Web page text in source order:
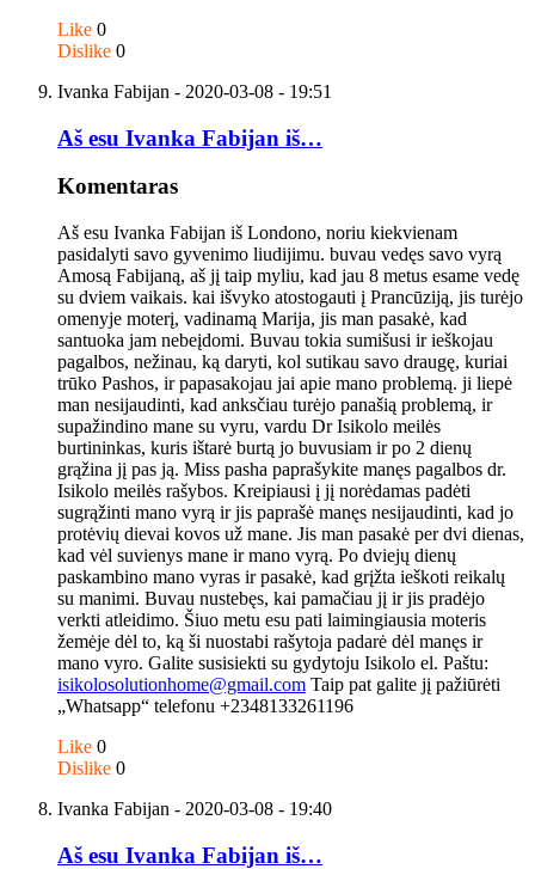
Like 0
Dislike 0
Ivanka Fabijan - 2020-03-08 - 19:51
Aš esu Ivanka Fabijan iš…
Komentaras
Aš esu Ivanka Fabijan iš Londono, noriu kiekvienam
pasidalyti savo gyvenimo liudijimu. buvau vedęs savo vyrą
Amosą Fabijaną, aš jį taip myliu, kad jau 8 metus esame vedę
su dviem vaikais. kai išvyko atostogauti į Prancūziją, jis turėjo
omenyje moterį, vadinamą Marija, jis man pasakė, kad
santuoka jam nebeįdomi. Buvau tokia sumišusi ir ieškojau
pagalbos, nežinau, ką daryti, kol sutikau savo draugę, kuriai
trūko Pashos, ir papasakojau jai apie mano problemą. ji liepė
man nesijaudinti, kad anksčiau turėjo panašią problemą, ir
supažindino mane su vyru, vardu Dr Isikolo meilės
burtininkas, kuris ištarė burtą jo buvusiam ir po 2 dienų
grąžina jį pas ją. Miss pasha paprašykite manęs pagalbos dr.
Isikolo meilės rašybos. Kreipiausi į jį norėdamas padėti
sugrąžinti mano vyrą ir jis paprašė manęs nesijaudinti, kad jo
protėvių dievai kovos už mane. Jis man pasakė per dvi dienas,
kad vėl suvienys mane ir mano vyrą. Po dviejų dienų
paskambino mano vyras ir pasakė, kad grįžta ieškoti reikalų
su manimi. Buvau nustebęs, kai pamačiau jį ir jis pradėjo
verkti atleidimo. Šiuo metu esu pati laimingiausia moteris
žemėje dėl to, ką ši nuostabi rašytoja padarė dėl manęs ir
mano vyro. Galite susisiekti su gydytoju Isikolo el. Paštu:
isikolosolutionhome@gmail.com Taip pat galite jį pažiūrėti
„Whatsapp“ telefonu +2348133261196
Like 0
Dislike 0
Ivanka Fabijan - 2020-03-08 - 19:40
Aš esu Ivanka Fabijan iš…